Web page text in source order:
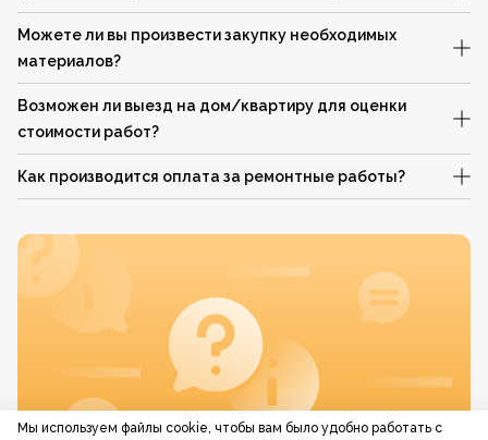
Можете ли вы произвести закупку необходимых
материалов?
Возможен ли выезд на дом/квартиру для оценки
стоимости работ?
Как производится оплата за ремонтные работы?
Мы используем файлы cookie, чтобы вам было удобно работать с